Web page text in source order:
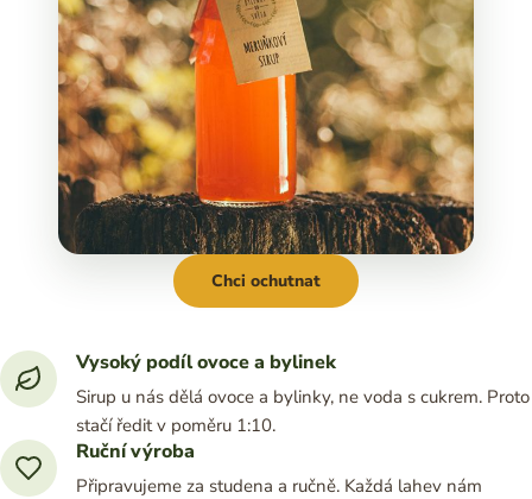
Vysoký podíl ovoce a bylinek
Sirup u nás dělá ovoce a bylinky, ne voda s cukrem. Proto
stačí ředit v poměru 1:10.
Ruční výroba
Připravujeme za studena a ručně. Každá lahev nám
Chci ochutnat